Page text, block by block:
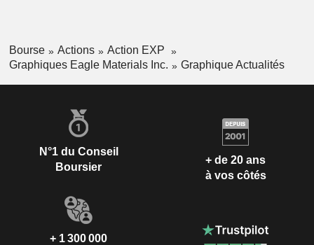
Bourse Actions
Action EXP
Graphiques Eagle Materials Inc.
Graphique Actualités
N°1 du Conseil
Boursier
+ de 20 ans
à vos côtés
+ 1 300 000